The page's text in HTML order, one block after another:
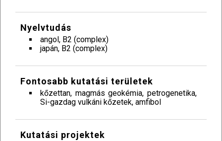
Nyelvtudás
angol, B2 (complex)
japán, B2 (complex)
Fontosabb kutatási területek
kőzettan, magmás geokémia, petrogenetika,
Si-gazdag vulkáni kőzetek, amfibol
Kutatási projektek